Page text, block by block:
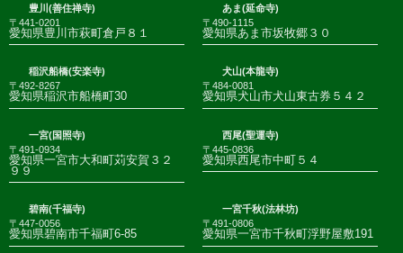
豊川(善住禅寺)
〒441-0201
愛知県豊川市萩町倉戸８１
あま(延命寺)
〒490-1115
愛知県あま市坂牧郷３０
稲沢船橋(安楽寺)
〒492-8267
愛知県稲沢市船橋町30
犬山(本龍寺)
〒484-0081
愛知県犬山市犬山東古券５４２
一宮(国照寺)
〒491-0934
愛知県一宮市大和町苅安賀３２
９９
西尾(聖運寺)
〒445-0836
愛知県西尾市中町５４
碧南(千福寺)
〒447-0056
愛知県碧南市千福町6-85
一宮千秋(法林坊)
〒491-0806
愛知県一宮市千秋町浮野屋敷191